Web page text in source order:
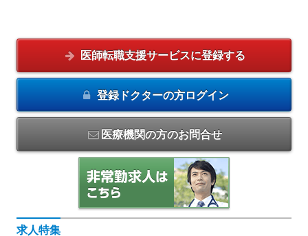
医師転職支援サービスに登録する
登録ドクターの方ログイン
医療機関の方のお問合せ
求人特集